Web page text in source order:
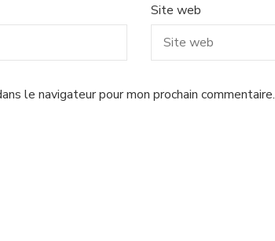
Site web
le navigateur pour mon prochain commentaire.